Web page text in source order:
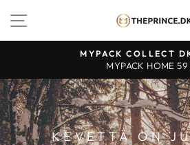
sisältöönKAUPAN NAVIGOINTITHE
MYPACK COLLECT
MYPACK HOME
KEVETTÄ ON